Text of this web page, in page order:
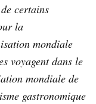
certains
la
mondiale
voyagent dans le
mondiale de
gastronomique